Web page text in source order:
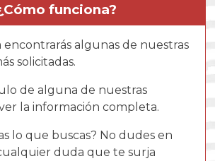
funciona?
encontrarás algunas de nuestras
solicitadas.
de alguna de nuestras
la información completa.
lo que buscas? No dudes en
duda que te surja